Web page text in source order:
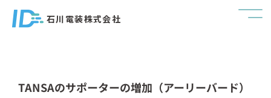
石川電装株式会社
TANSAのサポーターの増加（アーリーバード）